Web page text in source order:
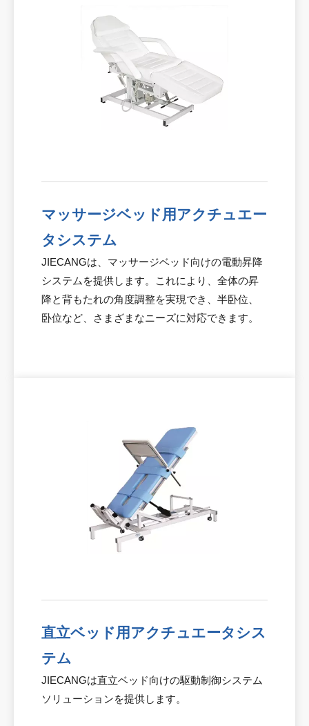
マッサージベッド用アクチュエー
タシステム
JIECANGは、マッサージベッド向けの電動昇降
システムを提供します。これにより、全体の昇
降と背もたれの角度調整を実現でき、半卧位、
卧位など、さまざまなニーズに対応できます。
直立ベッド用アクチュエータシス
テム
JIECANGは直立ベッド向けの駆動制御システム
ソリューションを提供します。